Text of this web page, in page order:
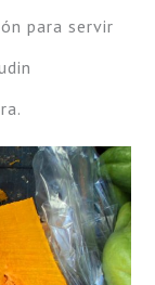
para servir